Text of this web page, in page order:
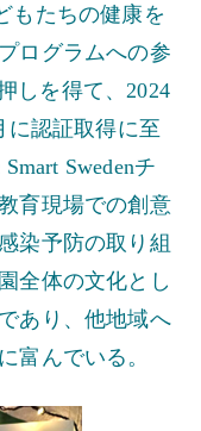
もたちの健康を
ログラムへの参
しを得て、2024
に認証取得に至
Swedenチ
育現場での創意
染予防の取り組
全体の文化とし
あり、他地域へ
富んでいる。